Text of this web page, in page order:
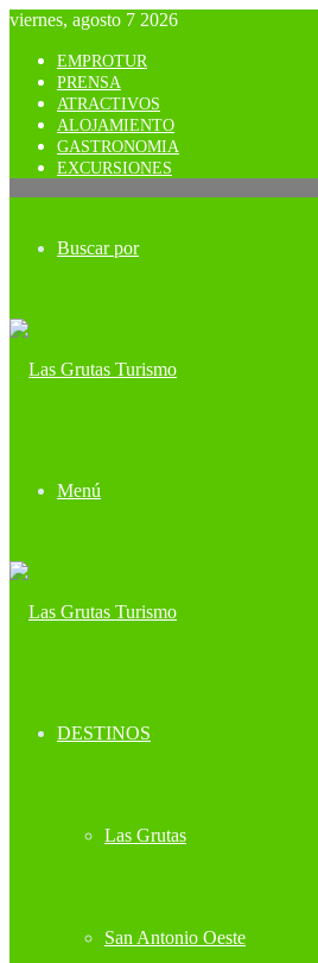
viernes, agosto 7 2026
EMPROTUR
PRENSA
ATRACTIVOS
ALOJAMIENTO
GASTRONOMIA
EXCURSIONES
Buscar por
Menú
DESTINOS
Las Grutas
San Antonio Oeste